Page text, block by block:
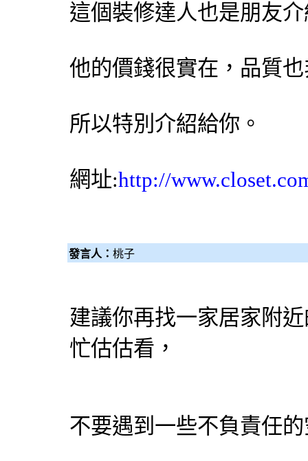
這個裝修達人也是朋友
他的價錢很實在，品質
所以特別介紹給你。
網址:http://
發言人： 桃子
建議你再找一家居家附
忙估估看，
不要遇到一些不負責任